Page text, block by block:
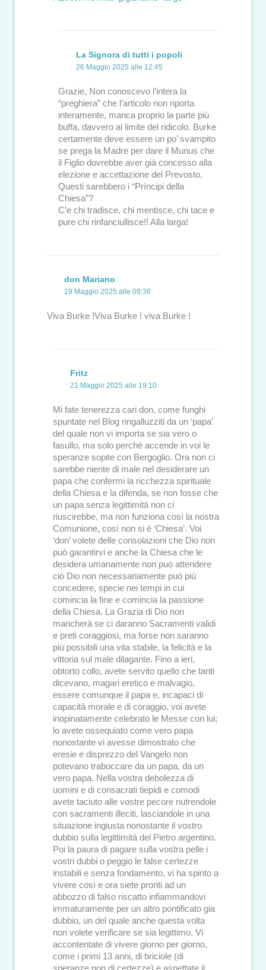
La Signora di tutti i popoli
26 Maggio 2025 alle 12:45
Grazie, Non conoscevo l’intera la
“preghiera” che l’articolo non riporta
interamente, manca proprio la parte più
buffa, davvero al limite del ridicolo. Burke
certamente deve essere un po’ svampito
se prega la Madre per dare il Munus che
il Figlio dovrebbe aver già concesso alla
elezione e accettazione del Prevosto.
Questi sarebbero i “Prìncipi della
Chiesa”?
C’e chi tradisce, chi mentisce, chi tace e
pure chi rinfanciullisce!! Alla larga!
don Mariano
19 Maggio 2025 alle 09:36
Viva Burke !Viva Burke ! viva Burke !
Fritz
21 Maggio 2025 alle 19:10
Mi fate tenerezza cari don, come funghi
spuntate nel Blog ringalluzziti da un ‘papa’
del quale non vi importa se sia vero o
fasullo, ma solo perchè accende in voi le
speranze sopite con Bergoglio. Ora non ci
sarebbe niente di male nel desiderare un
papa che confermi la ricchezza spirituale
della Chiesa e la difenda, se non fosse che
un papa senza legittimità non ci
riuscirebbe, ma non funziona così la nostra
Comunione, così non si è ‘Chiesa’. Voi
‘don’ volete delle consolazioni che Dio non
può garantirvi e anche la Chiesa che le
desidera umanamente non può attendere
ciò Dio non necessariamente può più
concedere, specie nei tempi in cui
comincia la fine e comincia la passione
della Chiesa. La Grazia di Dio non
mancherà se ci daranno Sacramenti validi
e preti coraggiosi, ma forse non saranno
più possibili una vita stabile, la felicità e la
vittoria sul male dilagante. Fino a ieri,
obtorto collo, avete servito quello che tanti
dicevano, magari eretico e malvagio,
essere comunque il papa e, incapaci di
capacità morale e di coraggio, voi avete
inopinatamente celebrato le Messe con lui;
lo avete ossequiato come vero papa
nonostante vi avesse dimostrato che
eresie e disprezzo del Vangelo non
potevano traboccare da un papa, da un
vero papa. Nella vostra debolezza di
uomini e di consacrati tiepidi e comodi
avete taciuto alle vostre pecore nutrendole
con sacramenti illeciti, lasciandole in una
situazione ingiusta nonostante il vostro
dubbio sulla legittimità del Pietro argentino.
Poi la paura di pagare sulla vostra pelle i
vostri dubbi o peggio le false certezze
instabili e senza fondamento, vi ha spinto a
vivere così e ora siete pronti ad un
abbozzo di falso riscatto infiammandovi
immaturamente per un altro pontificato gia
dubbio, un del quale anche questa volta
non volete verificare se sia legittimo. Vi
accontentate di vivere giorno per giorno,
come i primi 13 anni, di briciole (di
speranze non di certezze) e aspettate il